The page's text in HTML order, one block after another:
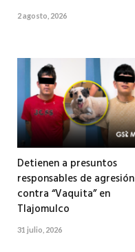
2 agosto, 2026
Detienen a presuntos
responsables de agresión
contra “Vaquita” en
Tlajomulco
31 julio, 2026